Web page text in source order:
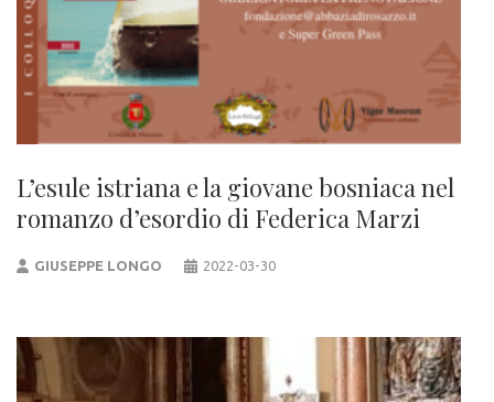
L’esule istriana e la giovane bosniaca nel
romanzo d’esordio di Federica Marzi
GIUSEPPE LONGO 2022-03-30